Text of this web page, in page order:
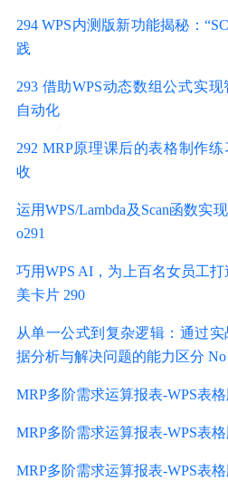
294 WPS内测版新功能揭秘：
践
293 借助WPS动态数组公式实
自动化
292 MRP原理课后的表格制作
收
运用WPS/Lambda及Scan函数实
o291
巧用WPS AI，为上百名女员工
美卡片 290
从单一公式到复杂逻辑：通过
据分析与解决问题的能力区分 No
MRP多阶需求运算报表-WPS表
MRP多阶需求运算报表-WPS表
MRP多阶需求运算报表-WPS表